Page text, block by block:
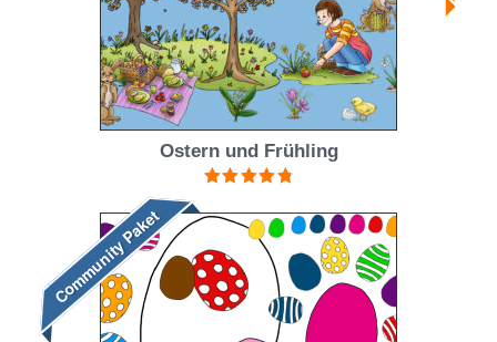
Ostern und Frühling
4.88von 5
Community Paket